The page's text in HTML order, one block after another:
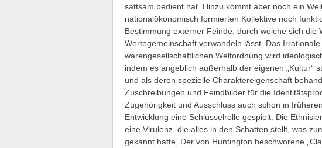
sattsam bedient hat. Hinzu kommt aber noch ein
nationalökonomisch formierten Kollektive noch
Bestimmung externer Feinde, durch welche sich die
Wertegemeinschaft verwandeln lässt. Das
warengesellschaftlichen Weltordnung wird
indem es angeblich außerhalb der eigenen „Kultur“
und als deren spezielle Charaktereigenschaft
Zuschreibungen und Feindbilder für die
Zugehörigkeit und Ausschluss auch schon in
Entwicklung eine Schlüsselrolle gespielt. Die
eine Virulenz, die alles in den Schatten stellt, was
gekannt hatte. Der von Huntington beschworene